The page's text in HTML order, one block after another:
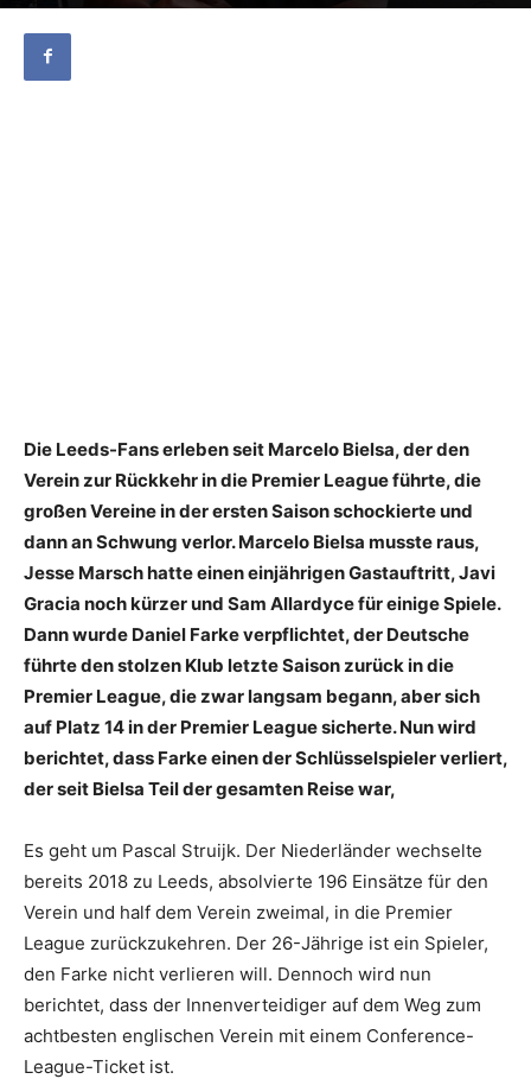
Die Leeds-Fans erleben seit Marcelo Bielsa, der den
Verein zur Rückkehr in die Premier League führte, die
großen Vereine in der ersten Saison schockierte und
dann an Schwung verlor. Marcelo Bielsa musste raus,
Jesse Marsch hatte einen einjährigen Gastauftritt, Javi
Gracia noch kürzer und Sam Allardyce für einige Spiele.
Dann wurde Daniel Farke verpflichtet, der Deutsche
führte den stolzen Klub letzte Saison zurück in die
Premier League, die zwar langsam begann, aber sich
auf Platz 14 in der Premier League sicherte. Nun wird
berichtet, dass Farke einen der Schlüsselspieler verliert,
der seit Bielsa Teil der gesamten Reise war,
Es geht um Pascal Struijk. Der Niederländer wechselte
bereits 2018 zu Leeds, absolvierte 196 Einsätze für den
Verein und half dem Verein zweimal, in die Premier
League zurückzukehren. Der 26-Jährige ist ein Spieler,
den Farke nicht verlieren will. Dennoch wird nun
berichtet, dass der Innenverteidiger auf dem Weg zum
achtbesten englischen Verein mit einem Conference-
League-Ticket ist.